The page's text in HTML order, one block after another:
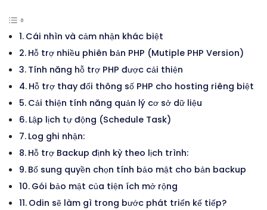
Cái nhìn và cảm nhận khác biệt
Hỗ trợ nhiều phiên bản PHP (Mutiple PHP Version)
Tính năng hỗ trợ PHP được cải thiện
Hỗ trợ thay đổi thông số PHP cho hosting riêng biệt
Cải thiện tính năng quản lý cơ sở dữ liệu
Lập lịch tự động (Schedule Task)
Log ghi nhận:
Hỗ trợ Backup định kỳ theo lịch trình:
Bổ sung quyền chọn tính bảo mật cho bản backup
Gói bảo mật của tiện ích mở rộng
Odin sẽ làm gì trong bước phát triển kế tiếp?